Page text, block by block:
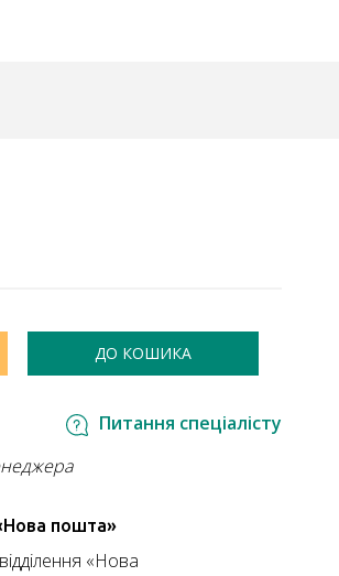
ДО КОШИКА
Питання спеціалісту
пошта»
«Нова